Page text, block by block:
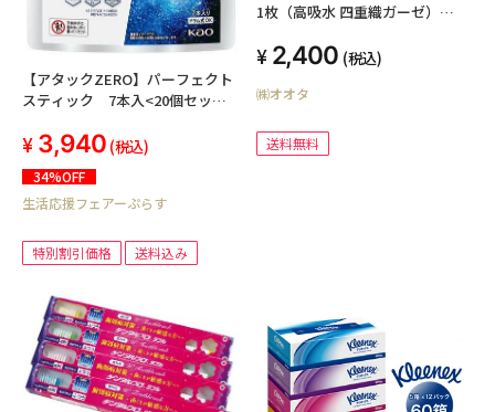
【アタックZERO】パーフェクト
スティック 7本入<20個セット
3,940 (税込)
34%OFF
生活応援フェアーぷらす
特別割引価格 送料込み
1枚（高吸水 四重織ガーゼ）
2,400 (税込)
㈱オオタ
送料無料